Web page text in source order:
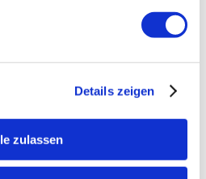
Details zeigen
zulassen